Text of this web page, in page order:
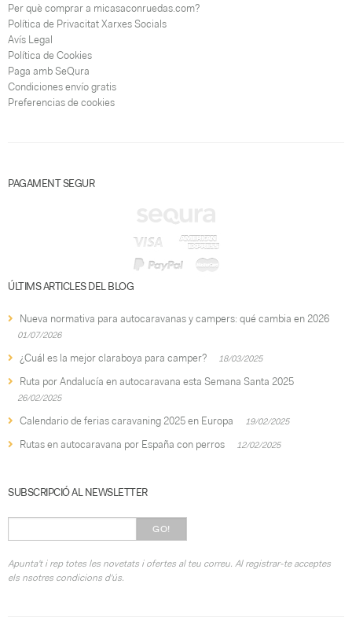
Per què comprar a micasaconruedas.com?
Política de Privacitat Xarxes Socials
Avís Legal
Política de Cookies
Paga amb SeQura
Condiciones envío gratis
Preferencias de cookies
PAGAMENT SEGUR
ÚLTIMS ARTICLES DEL BLOG
Nueva normativa para autocaravanas y campers: qué cambia en 2026
01/07/2026
¿Cuál es la mejor claraboya para camper? 18/03/2025
Ruta por Andalucía en autocaravana esta Semana Santa 2025
26/02/2025
Calendario de ferias caravaning 2025 en Europa 19/02/2025
Rutas en autocaravana por España con perros 12/02/2025
SUBSCRIPCIÓ AL NEWSLETTER
GO!
Apunta't i rep totes les novetats i ofertes al teu correu. Al registrar-te acceptes
els nsotres condicions d'ús.